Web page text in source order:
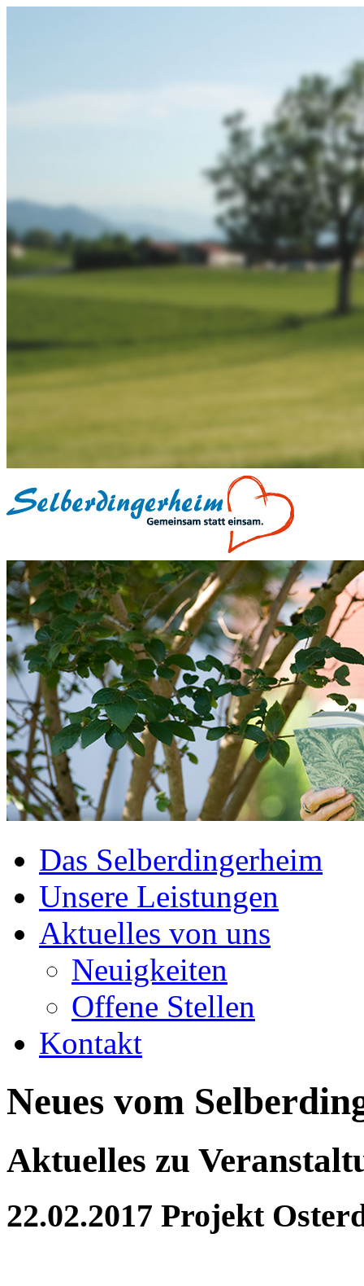
Das Selberdingerheim
Unsere Leistungen
Aktuelles von uns
Neuigkeiten
Offene Stellen
Kontakt
Neues vom
Aktuelles zu
22.02.2017 Projekt